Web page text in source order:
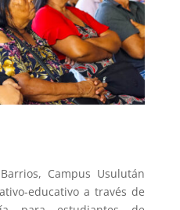
Campus Usulután
educativo a través de